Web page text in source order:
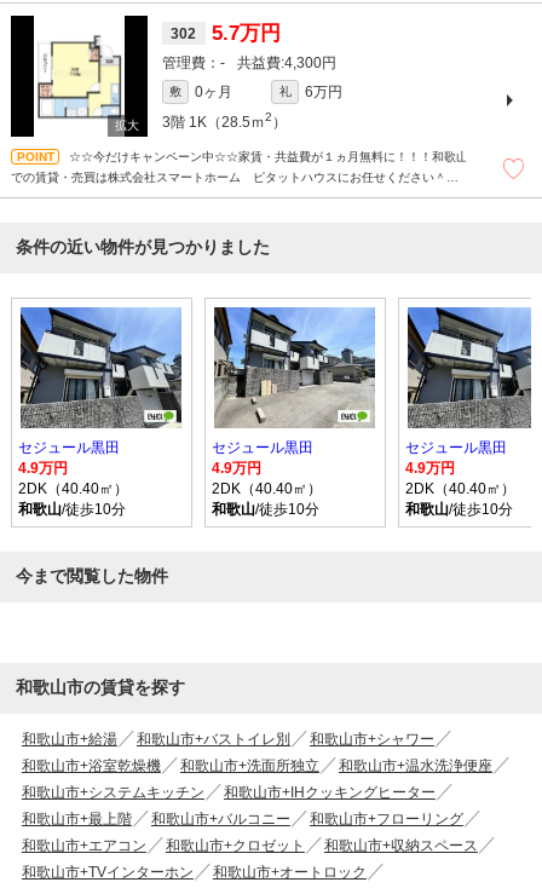
(^^)/☆
302 5.7万円
- 4,300円
敷 0ヶ月 礼
6万円
3階 1K（28.5ｍ2 ）
☆☆今だけキャンペーン中☆☆家賃・共益費が１ヵ月無料に！！！和歌山
での賃貸・売買は株式会社スマートホーム ピタットハウスにお任せください＾＾
条件の近い物件が見つかりました
セジュール黒田
4.9万円
2DK（40.40㎡）
和歌山/徒歩10分
セジュール黒田
4.9万円
2DK（40.40㎡）
和歌山/徒歩10分
セジュール黒田
4.9万円
2DK（40.40㎡）
和歌山/徒歩10分
今まで閲覧した物件
和歌山市の賃貸を探す
和歌山市+給湯 和歌山市+バストイレ別
和歌山市+シャワー
和歌山市+浴室乾燥機
和歌山市+洗面所独立
和歌山市+温水洗浄便座
和歌山市+システムキッチン
和歌山市+IHクッキングヒーター
和歌山市+最上階
和歌山市+バルコニー
和歌山市+フローリング
和歌山市+エアコン
和歌山市+クロゼット
和歌山市+収納スペース
和歌山市+TVインターホン
和歌山市+オートロック